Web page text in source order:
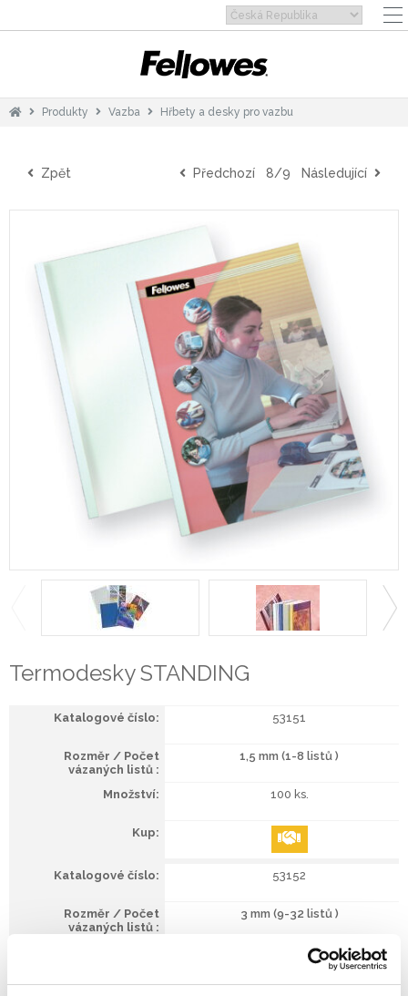
Produkty Vazba Hřbety a desky pro vazbu
Zpět Předchozí 8/9 Následující
Termodesky STANDING
53151
1,5 mm (1-8 listů )
100 ks.
53152
3 mm (9-32 listů )
100 ks.